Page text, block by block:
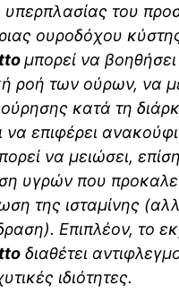
του
ουροδόχου
μπορεί να βοηθήσει
ροή των ούρων, να
κατά τη
να επιφέρει
να μειώσει,
υγρών που
της ισταμίνης
Επιπλέον, το
διαθέτει
ιδιότητες.